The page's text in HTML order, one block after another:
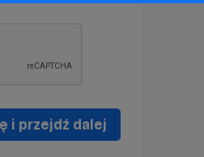
i przejdź dalej